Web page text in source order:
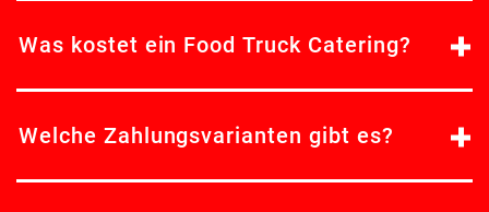
Was kostet ein Food Truck Catering?
Welche Zahlungsvarianten gibt es?